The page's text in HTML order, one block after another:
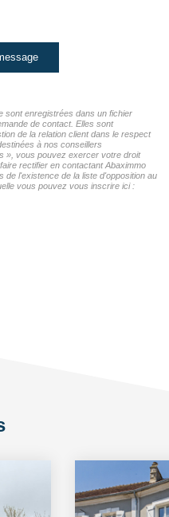
sont enregistrées dans un fichier
de contact. Elles sont
de la relation client dans le respect
à nos conseillers
», vous pouvez exercer votre droit
rectifier en contactant Abaximmo
de l'existence de la liste d'opposition au
vous pouvez vous inscrire ici :